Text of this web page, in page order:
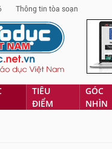
Thông tin tòa soạn
TIÊU
ĐIỂM
GÓC
NHÌN